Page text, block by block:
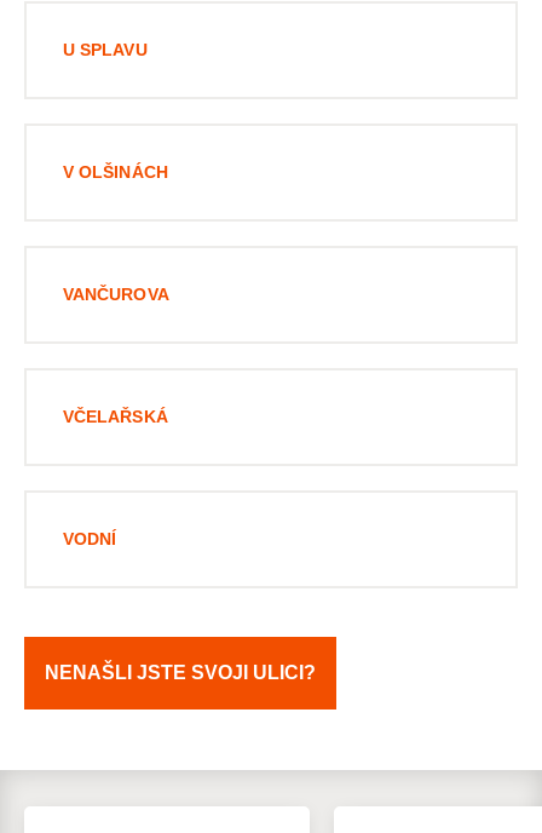
U SPLAVU
V OLŠINÁCH
VANČUROVA
VČELAŘSKÁ
VODNÍ
NENAŠLI JSTE SVOJI ULICI?